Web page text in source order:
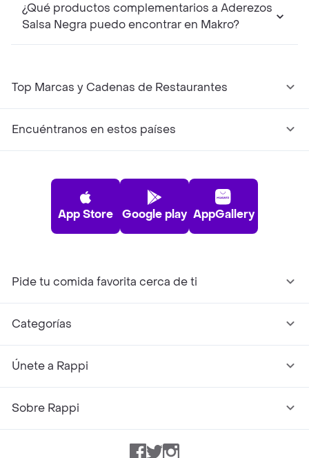
¿Qué productos complementarios a Aderezos
Salsa Negra puedo encontrar en Makro?
Top Marcas y Cadenas de Restaurantes
Encuéntranos en estos países
App Store Google play AppGallery
Pide tu comida favorita cerca de ti
Categorías
Únete a Rappi
Sobre Rappi
Facebook
TwitterInstagram